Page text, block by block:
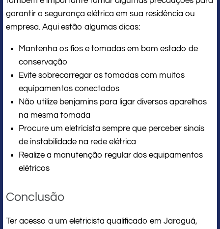
garantir a segurança elétrica em sua residência ou
empresa. Aqui estão algumas dicas:
Mantenha os fios e tomadas em bom estado de
conservação
Evite sobrecarregar as tomadas com muitos
equipamentos conectados
Não utilize benjamins para ligar diversos aparelhos
na mesma tomada
Procure um eletricista sempre que perceber sinais
de instabilidade na rede elétrica
Realize a manutenção regular dos equipamentos
elétricos
Conclusão
Ter acesso a um eletricista qualificado em Jaraguá,